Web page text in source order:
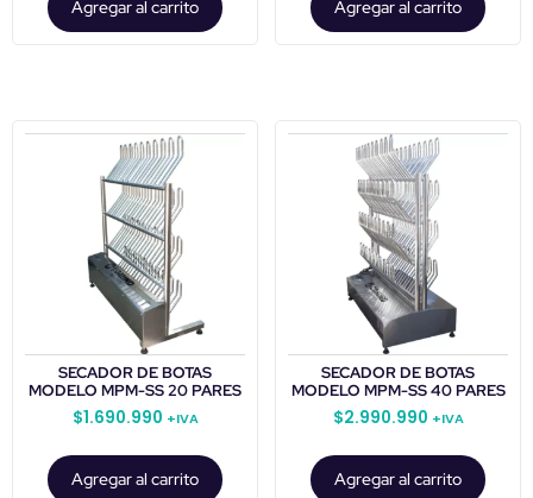
Agregar al carrito Agregar al carrito
SECADOR DE BOTAS
MODELO MPM-SS 20 PARES
$1.690.990 +IVA
Agregar al carrito
SECADOR DE BOTAS
MODELO MPM-SS 40 PARES
$2.990.990 +IVA
Agregar al carrito